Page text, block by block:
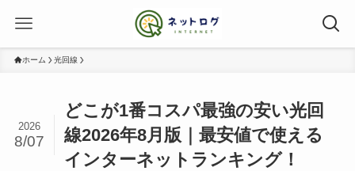
ホーム 光回線
どこが1番コスパ最強の安い光回
線2026年8月版｜最安値で使える
インターネットランキング！
2026
8/07